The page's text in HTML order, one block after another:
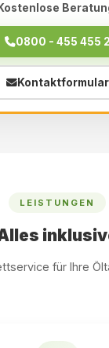
Kostenlose
0800 - 455 455 2
Kontaktformular
LEISTUNGEN
für Ihre